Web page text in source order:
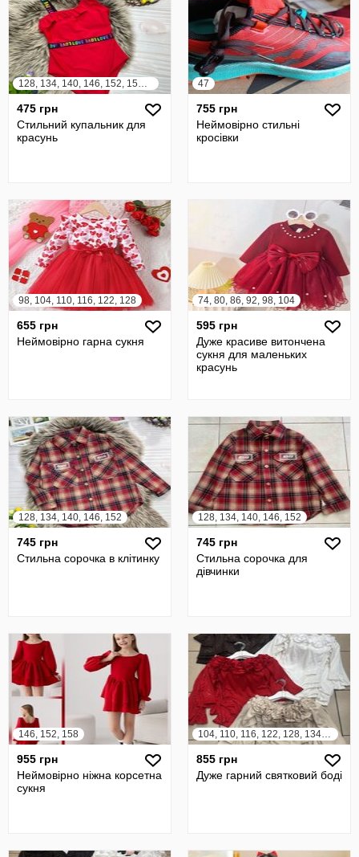
128, 134, 140, 146, 152, 158, 164
475 грн
Стильний купальник для
красунь
47
755 грн
Неймовірно стильні
кросівки
98, 104, 110, 116, 122, 128
655 грн
Неймовірно гарна сукня
74, 80, 86, 92, 98, 104
595 грн
Дуже красиве витончена
сукня для маленьких
красунь
128, 134, 140, 146, 152
745 грн
Стильна сорочка в клітинку
128, 134, 140, 146, 152
745 грн
Стильна сорочка для
дівчинки
146, 152, 158
955 грн
Неймовірно ніжна корсетна
сукня
104, 110, 116, 122, 128, 134, 140, 146, 152, 158, 164
855 грн
Дуже гарний святковий боді